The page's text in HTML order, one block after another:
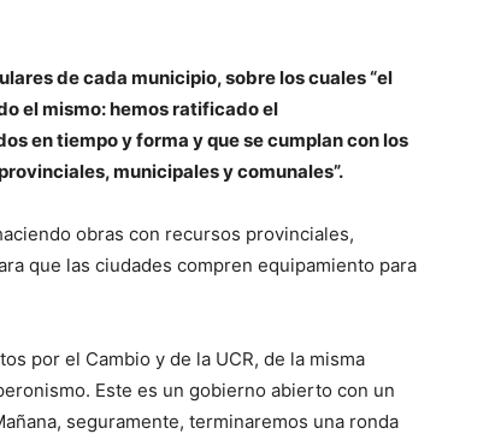
de cada municipio, sobre los cuales “el
el mismo: hemos ratificado el
en tiempo y forma y que se cumplan con los
municipales y comunales”.
obras con recursos provinciales,
que las ciudades compren equipamiento para
por el Cambio y de la UCR, de la misma
Este es un gobierno abierto con un
seguramente, terminaremos una ronda